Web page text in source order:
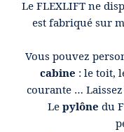
Le FLEXLIFT ne
est fabriqué sur
Vous pouvez
cabine : le toit,
courante …
Le pylône du